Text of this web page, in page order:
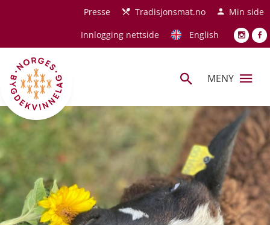
Hopp til hovedinnholdPresse Tradisjonsmat.no
Min side
Innlogging nettside
English
MENY